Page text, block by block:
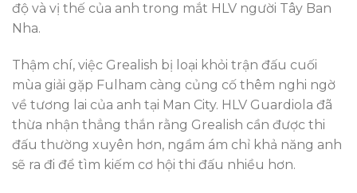
độ và vị thế của anh trong mắt HLV người Tây Ban
Nha.
Thậm chí, việc Grealish bị loại khỏi trận đấu cuối
mùa giải gặp Fulham càng củng cố thêm nghi ngờ
về tương lai của anh tại Man City. HLV Guardiola đã
thừa nhận thẳng thắn rằng Grealish cần được thi
đấu thường xuyên hơn, ngầm ám chỉ khả năng anh
sẽ ra đi để tìm kiếm cơ hội thi đấu nhiều hơn.